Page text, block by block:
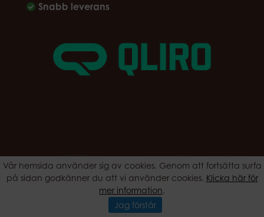
Snabb leverans
ALRp Agentur AB Rimfrostgatan 2B 212 23 Malmö Telefon: 040-
321730 Email: info@espressoshop.se
Produktion & Design: Webbpartner
Vår hemsida använder sig av cookies. Genom att fortsätta surfa
på sidan godkänner du att vi använder cookies. Klicka här för
mer information.
Jag förstår